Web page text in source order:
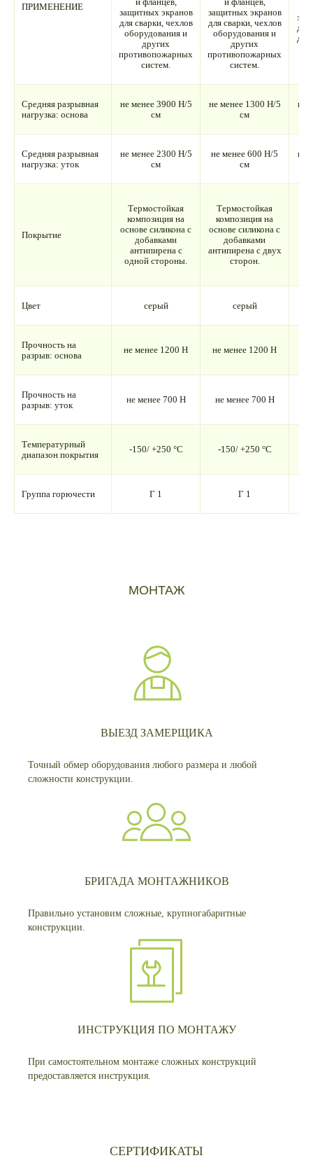
ПРИМЕНЕНИЕ
защитных экранов
для сварки, чехлов
оборудования и
других
противопожарных
систем.
защитных экранов
для сварки, чехлов
оборудования и
других
противопожарных
систем.
для
для
Средняя разрывная
нагрузка: основа
не менее 3900 Н/5
см
не менее 1300 Н/5
см
не
Средняя разрывная
нагрузка: уток
не менее 2300 Н/5
см
не менее 600 Н/5
см
не
Покрытие
Термостойкая
композиция на
основе силикона с
добавками
антипирена с
одной стороны.
Термостойкая
композиция на
основе силикона с
добавками
антипирена с двух
сторон.
Цвет серый серый
Прочность на
разрыв: основа
не менее 1200 Н не менее 1200 Н
Прочность на
разрыв: уток
не менее 700 Н не менее 700 Н
Температурный
диапазон покрытия
-150/ +250 °С -150/ +250 °С
Группа горючести Г 1 Г 1
МОНТАЖ
ВЫЕЗД ЗАМЕРЩИКА
Точный обмер оборудования любого размера и любой
сложности конструкции.
БРИГАДА МОНТАЖНИКОВ
Правильно установим сложные, крупногабаритные
конструкции.
ИНСТРУКЦИЯ ПО МОНТАЖУ
При самостоятельном монтаже сложных конструкций
предоставляется инструкция.
СЕРТИФИКАТЫ